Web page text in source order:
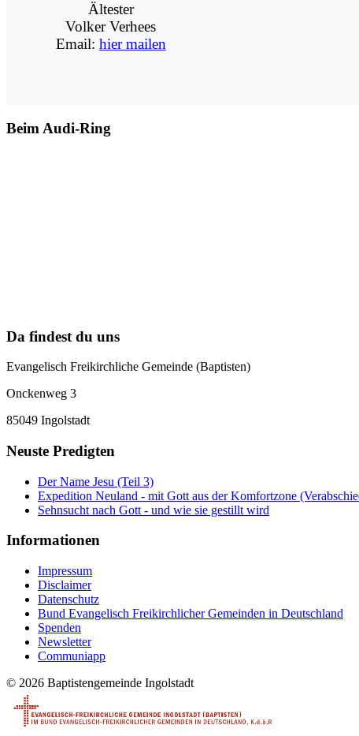
Ältester
Volker Verhees
Email: hier mailen
Beim Audi-Ring
Da findest du uns
Evangelisch Freikirchliche Gemeinde (Baptisten)
Onckenweg 3
85049 Ingolstadt
Neuste Predigten
Der Name Jesu (Teil 3)
Expedition Neuland - mit Gott aus der Komfortzone
Sehnsucht nach Gott - und wie sie gestillt wird
Informationen
Impressum
Disclaimer
Datenschutz
Bund Evangelisch Freikirchlicher Gemeinden in Deutschland
Spenden
Newsletter
Communiapp
© 2026 Baptistengemeinde Ingolstadt